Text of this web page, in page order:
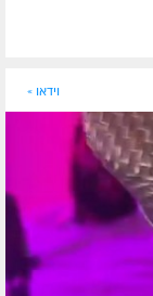
וידאו »